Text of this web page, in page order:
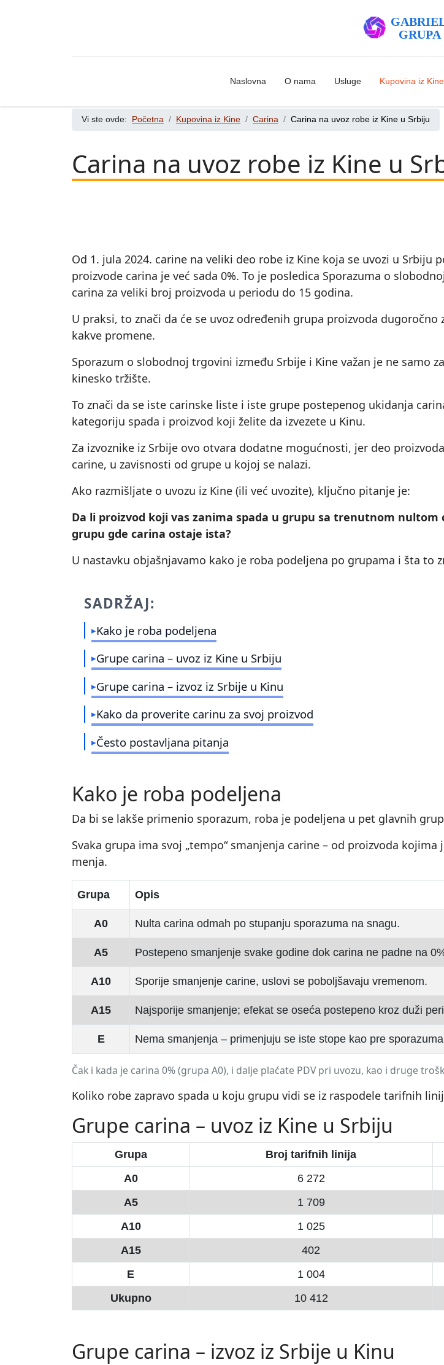
Naslovna O nama Usluge Kupovina iz Kine
Vi ste ovde: Početna Kupovina iz Kine Carina Carina na uvoz robe iz Kine u Srbiju
Carina na uvoz robe iz Kine u
Od 1. jula 2024. carine na veliki deo robe iz Kine koja se uvozi u Srbiju
proizvode carina je već sada 0%. To je posledica Sporazuma o
carina za veliki broj proizvoda u periodu do 15 godina.
U praksi, to znači da će se uvoz određenih grupa proizvoda
kakve promene.
Sporazum o slobodnoj trgovini između Srbije i Kine važan je ne samo
kinesko tržište.
To znači da se iste carinske liste i iste grupe postepenog ukidanja
kategoriju spada i proizvod koji želite da izvezete u Kinu.
Za izvoznike iz Srbije ovo otvara dodatne mogućnosti, jer deo
carine, u zavisnosti od grupe u kojoj se nalazi.
Ako razmišljate o uvozu iz Kine (ili već uvozite), ključno pitanje je:
Da li proizvod koji vas zanima spada u grupu sa trenutnom
grupu gde carina ostaje ista?
U nastavku objašnjavamo kako je roba podeljena po grupama i šta to
SADRŽAJ:
Kako je roba podeljena
Grupe carina – uvoz iz Kine u Srbiju
Grupe carina – izvoz iz Srbije u Kinu
Kako da proverite carinu za svoj proizvod
Često postavljana pitanja
Kako je roba podeljena
Da bi se lakše primenio sporazum, roba je podeljena u pet glavnih
Svaka grupa ima svoj „tempo“ smanjenja carine – od proizvoda
menja.
Grupa Opis
A0 Nulta carina odmah po stupanju sporazuma na snagu.
A5 Postepeno smanjenje svake godine dok carina ne padne na
A10 Sporije smanjenje carine, uslovi se poboljšavaju vremenom.
A15 Najsporije smanjenje; efekat se oseća postepeno kroz duži
E Nema smanjenja – primenjuju se iste stope kao pre
Čak i kada je carina 0% (grupa A0), i dalje plaćate PDV pri uvozu, kao i druge
Koliko robe zapravo spada u koju grupu vidi se iz raspodele tarifnih
Grupe carina – uvoz iz Kine u Srbiju
Grupa Broj tarifnih linija
A0
6 272
A5
1 709
A10
1 025
A15
402
E
1 004
Ukupno
10 412
Grupe carina – izvoz iz Srbije u Kinu